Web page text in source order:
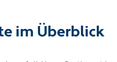
im Überblick